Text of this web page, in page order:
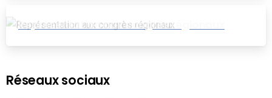
Représentation aux congrès régionaux
Réseaux sociaux